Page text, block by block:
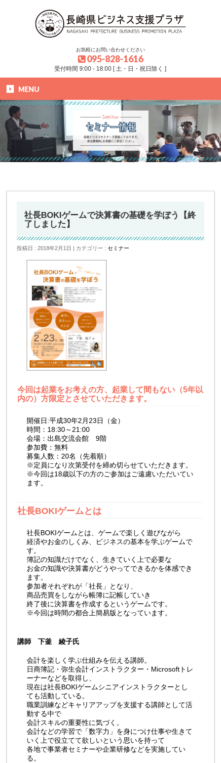
お気軽にお問い合わせください
095-828-1616
受付時間 9:00 - 18:00 [ 土・日・祝日除く ]
MENU
社長BOKIゲームで決算書の基礎を学ぼう【終
了しました】
投稿日 : 2018年2月1日 カテゴリー :セミナー
今回は起業をお考えの方、起業して間もない（5年以
内の）方限定とさせていただきます。
開催日:平成30年2月23日（金）
時間：18:30～21:00
会場：出島交流会館 9階
参加費：無料
募集人数：20名（先着順）
※定員になり次第受付を締め切らせていただきます。
※今回は18歳以下の方のご参加はご遠慮いただいてい
ます。
社長BOKIゲームとは
社長BOKIゲームとは、ゲームで楽しく遊びながら
経済やお金のしくみ、ビジネスの基本を学ぶゲームで
す。
簿記の知識だけでなく、生きていく上で必要な
お金の知識や決算書がどうやってできるかを体感でき
ます。
参加者それぞれが「社長」となり、
商品売買をしながら帳簿に記帳していき
終了後に決算書を作成するというゲームです。
※今回は時間の都合上簡易版となっています。
講師 下釜 綾子氏
会計を楽しく学ぶ仕組みを伝える講師。
日商簿記・弥生会計インストラクター・Microsoftトレ
ーナーなどを取得し、
現在は社長BOKIゲームシニアインストラクターとし
ても活動している。
職業訓練などキャリアアップを支援する講師として活
動する中で
会計スキルの重要性に気づく。
会計などの学習で「数字力」を身につけ仕事や生きて
いく上で役立てて欲しいという思いを持って
各地で事業者セミナーや企業研修などを実施してい
る。